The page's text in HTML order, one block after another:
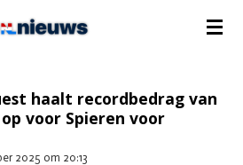
haalt recordbedrag van
voor Spieren voor
2025 om 20:13